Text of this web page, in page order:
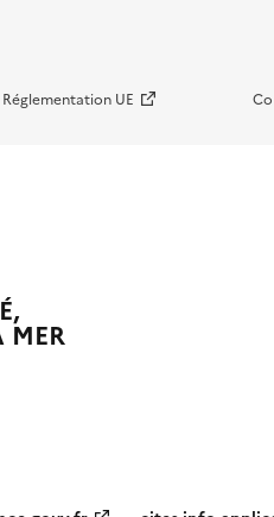
Réglementation UE
MER